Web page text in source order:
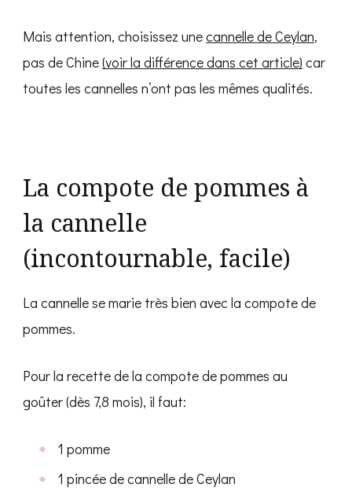
Mais attention, choisissez unecannelle de Ceylan,
pas de Chine(voir la différence dans cet article) car
toutes les cannelles n’ont pas les mêmes qualités.
La compote de pommes à
la cannelle
(incontournable, facile)
La cannelle se marie très bien avec la compote de
pommes.
Pour la recette de la compote de pommes au
goûter (dès 7,8 mois), il faut:
1 pomme
1 pincée de cannelle de Ceylan